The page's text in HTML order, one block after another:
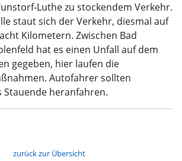
Luthe zu stockendem Verkehr.
staut sich der Verkehr, diesmal auf
Kilometern. Zwischen Bad
hat es einen Unfall auf dem
gegeben, hier laufen die
Autofahrer sollten
Stauende heranfahren.
zurück zur Übersicht